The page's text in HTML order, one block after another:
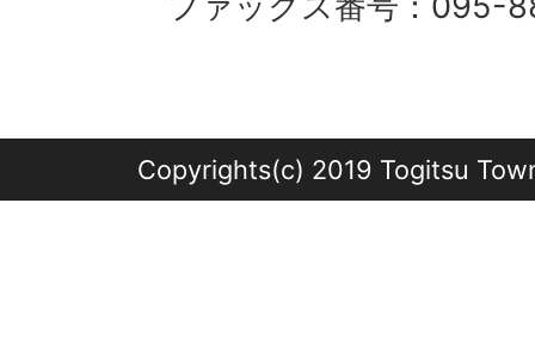
Copyrights(c) 2019 Togitsu